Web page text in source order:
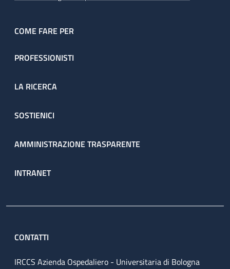
COME FARE PER
PROFESSIONISTI
LA RICERCA
SOSTIENICI
AMMINISTRAZIONE TRASPARENTE
INTRANET
CONTATTI
IRCCS Azienda Ospedaliero - Universitaria di Bologna